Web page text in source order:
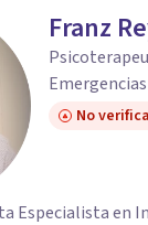
Franz
No
Especialista en